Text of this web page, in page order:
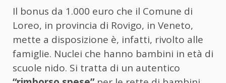
Il bonus da 1.000 euro che il Comune di
Loreo, in provincia di Rovigo, in Veneto,
mette a disposizione è, infatti, rivolto alle
famiglie. Nuclei che hanno bambini in età di
scuole nido. Si tratta di un autentico